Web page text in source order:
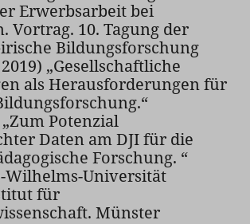
Erwerbsarbeit bei
Vortrag. 10. Tagung der
Bildungsforschung
„Gesellschaftliche
als Herausforderungen für
Potenzial
Daten am DJI für die
Forschung. “
Wilhelms-Universität
für
Münster